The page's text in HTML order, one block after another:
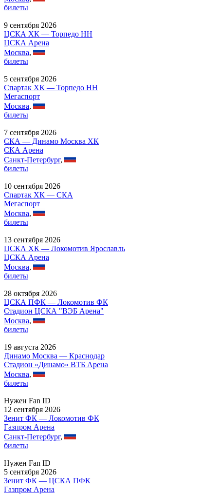
билеты
9 сентября 2026
ЦСКА ХК — Торпедо НН
ЦСКА Арена
Москва,
билеты
5 сентября 2026
Спартак ХК — Торпедо НН
Мегаспорт
Москва,
билеты
7 сентября 2026
СКА — Динамо Москва ХК
СКА Арена
Санкт-Петербург,
билеты
10 сентября 2026
Спартак ХК — СКА
Мегаспорт
Москва,
билеты
13 сентября 2026
ЦСКА ХК — Локомотив Ярославль
ЦСКА Арена
Москва,
билеты
28 октября 2026
ЦСКА ПФК — Локомотив ФК
Стадион ЦСКА "ВЭБ Арена"
Москва,
билеты
19 августа 2026
Динамо Москва — Краснодар
Стадион «Динамо» ВТБ Арена
Москва,
билеты
Нужен Fan ID
12 сентября 2026
Зенит ФК — Локомотив ФК
Газпром Арена
Санкт-Петербург,
билеты
Нужен Fan ID
5 сентября 2026
Зенит ФК — ЦСКА ПФК
Газпром Арена